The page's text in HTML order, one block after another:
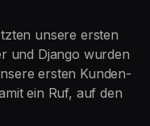
unsere ersten
und Django wurden
ersten Kunden-
ein Ruf, auf den